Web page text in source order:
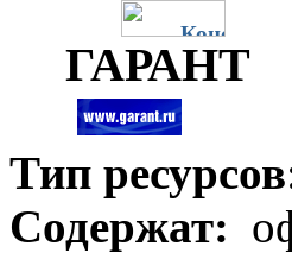
ГАРАНТ
Тип ресурсов
Содержат: